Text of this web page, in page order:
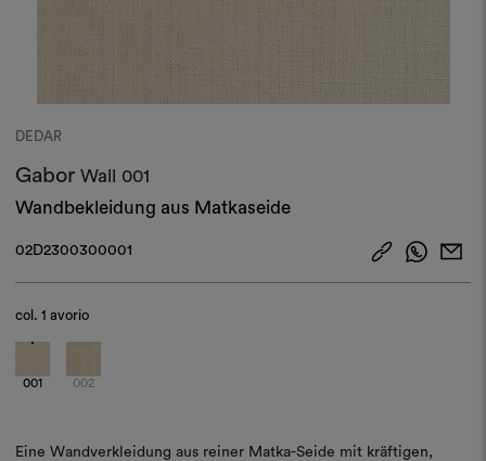
DEDAR
GaborWall
001
Wandbekleidung aus Matkaseide
02D2300300001
col.1 avorio
001 002
Eine Wandverkleidung aus reiner Matka-Seide mit kräftigen,